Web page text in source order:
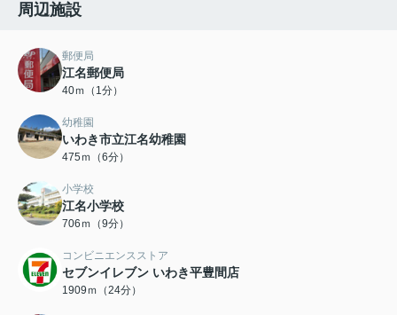
周辺施設
郵便局
江名郵便局
40ｍ（1分）
幼稚園
いわき市立江名幼稚園
475ｍ（6分）
小学校
江名小学校
706ｍ（9分）
コンビニエンスストア
セブンイレブン いわき平豊間店
1909ｍ（24分）